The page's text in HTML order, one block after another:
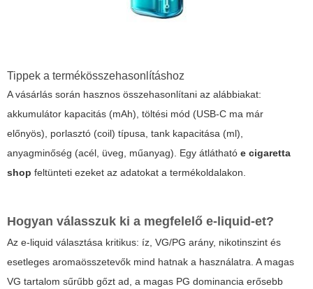
Tippek a termékösszehasonlításhoz
A vásárlás során hasznos összehasonlítani az alábbiakat:
akkumulátor kapacitás (mAh), töltési mód (USB-C ma már
előnyös), porlasztó (coil) típusa, tank kapacitása (ml),
anyagminőség (acél, üveg, műanyag). Egy átlátható e cigaretta
shop feltünteti ezeket az adatokat a termékoldalakon.
Hogyan válasszuk ki a megfelelő e-liquid-et?
Az e-liquid választása kritikus: íz, VG/PG arány, nikotinszint és
esetleges aromaösszetevők mind hatnak a használatra. A magas
VG tartalom sűrűbb gőzt ad, a magas PG dominancia erősebb